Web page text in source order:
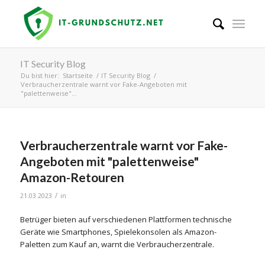
IT Security Blog
Du bist hier: Startseite / IT Security Blog /
Verbraucherzentrale warnt vor Fake-Angeboten mit
"palettenweise"...
Verbraucherzentrale warnt vor Fake-
Angeboten mit "palettenweise"
Amazon-Retouren
21.03.2023 / in
Betrüger bieten auf verschiedenen Plattformen technische
Geräte wie Smartphones, Spielekonsolen als Amazon-
Paletten zum Kauf an, warnt die Verbraucherzentrale.